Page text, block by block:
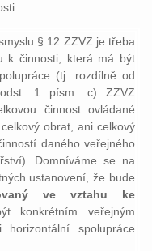
§ 12 ZZVZ je třeba
k činnosti, která má být
(tj. rozdílně od
1 písm. c) ZZVZ
činnost ovládané
obrat, ani celkový
daného veřejného
Domníváme se na
ustanovení, že bude
ve vztahu ke
konkrétním veřejným
spolupráce